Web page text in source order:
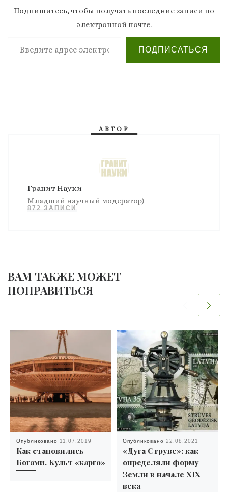
Подпишитесь, чтобы получать последние записи по
электронной почте.
Введите адрес электронной почты…
ПОДПИСАТЬСЯ
АВТОР
Гранит Науки
Младший научный модератор)
872 ЗАПИСИ
ВАМ ТАКЖЕ МОЖЕТ
ПОНРАВИТЬСЯ
Опубликовано 11.07.2019
Как становились
Богами. Культ «карго»
Опубликовано 22.08.2021
«Дуга Струве»: как
определяли форму
Земли в начале XIX
века